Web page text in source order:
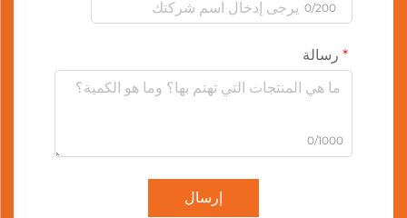
0/200
رسالة
0/1000
إرسال